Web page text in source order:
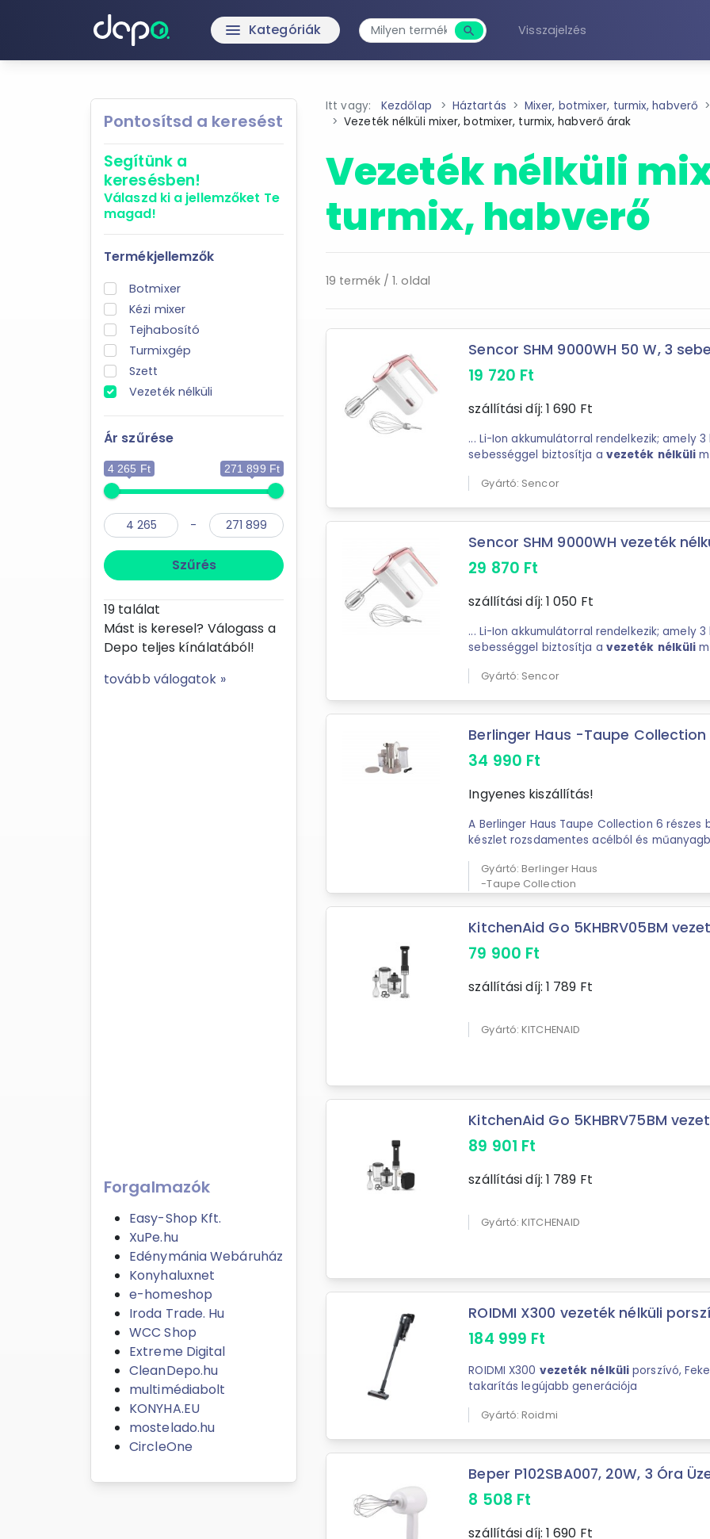
menu Kategóriák search
Keresés
Visszajelzés
Pontosítsd a keresést
Segítünk a
keresésben!
Válaszd ki a jellemzőket Te
magad!
Termékjellemzők
Botmixer
Kézi mixer
Tejhabosító
Turmixgép
Szett
Vezeték nélküli
Ár szűrése
4 265 Ft 271 899 Ft
-
Szűrés
19 találat
Mást is keresel? Válogass a
Depo teljes kínálatából!
tovább válogatok »
Forgalmazók
Easy-Shop Kft.
XuPe.hu
Edénymánia Webáruház
Konyhaluxnet
e-homeshop
Iroda Trade. Hu
WCC Shop
Extreme Digital
CleanDepo.hu
multimédiabolt
KONYHA.EU
mostelado.hu
CircleOne
Itt vagy: Kezdőlap Háztartás Mixer, botmixer, turmix, habverő
Vezeték nélküli mixer, botmixer, turmix, habverő árak
Vezeték nélküli
turmix, habverő
19 termék / 1. oldal
Sencor SHM 9000WH 50 W, 3
19 720 Ft
szállítási díj: 1 690 Ft
... Li-Ion akkumulátorral rendelkezik; amely 3 különböző
sebességgel biztosítja a vezeték nélküli
Gyártó: Sencor
Sencor SHM 9000WH vezeték
29 870 Ft
szállítási díj: 1 050 Ft
... Li-Ion akkumulátorral rendelkezik; amely 3 különböző
sebességgel biztosítja a vezeték nélküli
Gyártó: Sencor
Berlinger Haus -Taupe Collection
34 990 Ft
Ingyenes kiszállítás!
A Berlinger Haus Taupe Collection 6 részes
készlet rozsdamentes acélból és
Gyártó: Berlinger Haus
-Taupe Collection
KitchenAid Go 5KHBRV05BM
79 900 Ft
szállítási díj: 1 789 Ft
Gyártó: KITCHENAID
KitchenAid Go 5KHBRV75BM
89 901 Ft
szállítási díj: 1 789 Ft
Gyártó: KITCHENAID
ROIDMI X300 vezeték nélküli
184 999 Ft
ROIDMI X300 vezeték nélküli porszívó,
takarítás legújabb generációja
Gyártó: Roidmi
Beper P102SBA007, 20W, 3 Óra
8 508 Ft
szállítási díj: 1 690 Ft